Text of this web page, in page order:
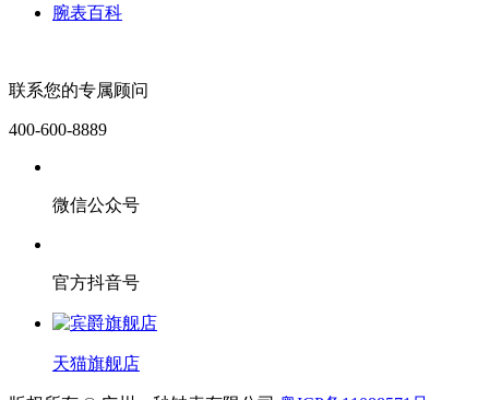
腕表百科
联系您的专属顾问
400-600-8889
微信公众号
官方抖音号
天猫旗舰店